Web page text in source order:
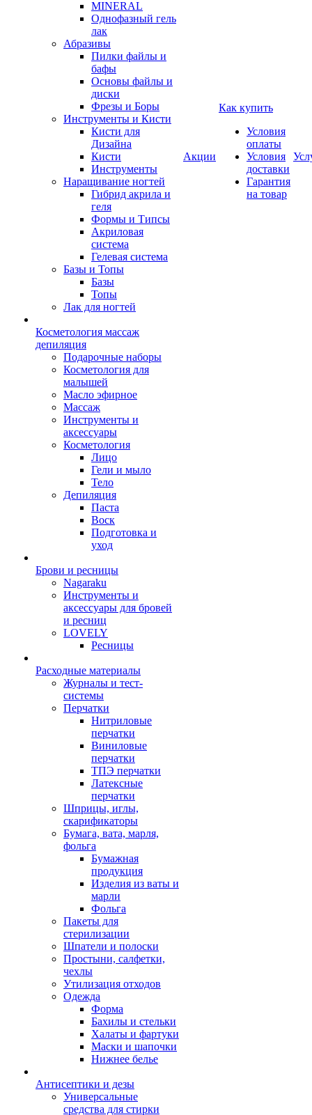
MINERAL
Однофазный гель
лак
Абразивы
Пилки файлы и
бафы
Основы файлы и
диски
Фрезы и Боры
Инструменты и Кисти
Кисти для
Дизайна
Кисти
Инструменты
Наращивание ногтей
Гибрид акрила и
геля
Формы и Типсы
Акриловая
система
Гелевая система
Базы и Топы
Базы
Топы
Лак для ногтей
Косметология массаж
депиляция
Подарочные наборы
Косметология для
малышей
Масло эфирное
Массаж
Инструменты и
аксессуары
Косметология
Лицо
Гели и мыло
Тело
Депиляция
Паста
Воск
Подготовка и
уход
Брови и ресницы
Nagaraku
Инструменты и
аксессуары для бровей
и ресниц
LOVELY
Ресницы
Расходные материалы
Журналы и тест-
системы
Перчатки
Нитриловые
перчатки
Виниловые
перчатки
ТПЭ перчатки
Латексные
перчатки
Шприцы, иглы,
скарификаторы
Бумага, вата, марля,
фольга
Бумажная
продукция
Изделия из ваты и
марли
Фольга
Пакеты для
стерилизации
Шпатели и полоски
Простыни, салфетки,
чехлы
Утилизация отходов
Одежда
Форма
Бахилы и стельки
Халаты и фартуки
Маски и шапочки
Нижнее белье
Антисептики и дезы
Универсальные
средства для стирки
Акции
Как купить
Условия
оплаты
Условия
доставки
Гарантия
на товар